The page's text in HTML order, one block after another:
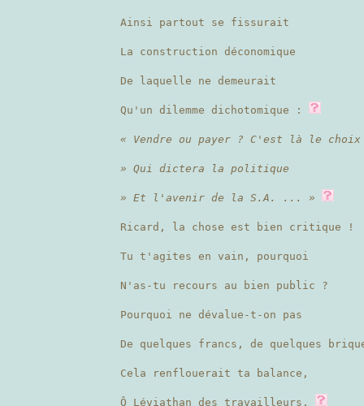
Ainsi partout se fissurait
La construction déconomique
De laquelle ne demeurait
Qu'un dilemme dichotomique :
« Vendre ou payer ? C'est là le choix
» Qui dictera la politique
» Et l'avenir de la S.A. ... »
Ricard, la chose est bien critique !
Tu t'agites en vain, pourquoi
N'as-tu recours au bien public ?
Pourquoi ne dévalue-t-on pas
De quelques francs, de quelques
Cela renflouerait ta balance,
Ô Léviathan des travailleurs,